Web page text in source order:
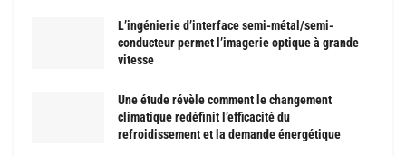
L’ingénierie d’interface semi-métal/semi-
conducteur permet l’imagerie optique à grande
vitesse
Une étude révèle comment le changement
climatique redéfinit l’efficacité du
refroidissement et la demande énergétique